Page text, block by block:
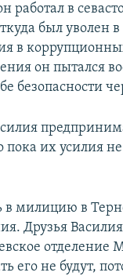
работал в
был уволен в
в
он пытался
безопасности
пока их усилия
милицию в
Друзья
отделение
его не будут,